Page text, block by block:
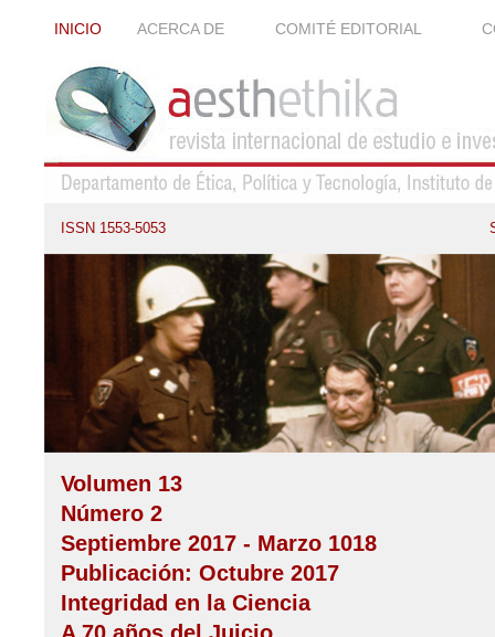
INICIO ACERCA DE COMITÉ EDITORIAL
ISSN 1553-5053
Volumen 13
Número 2
Septiembre 2017 - Marzo 1018
Publicación: Octubre 2017
Integridad en la Ciencia